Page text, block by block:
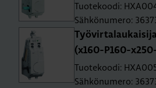
Tuotekoodi:
Sähkönumero:
(x160-P160-
Tuotekoodi:
Sähkönumero: